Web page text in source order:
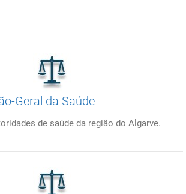
Geral da Saúde
de saúde da região do Algarve.